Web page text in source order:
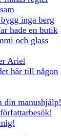
inga berg
hade en butik
och glass
Ariel
här till någon
din manushjälp!